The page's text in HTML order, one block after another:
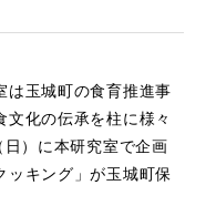
玉城町の食育推進事
化の伝承を柱に様々
）に本研究室で企画
ッキング」が玉城町保